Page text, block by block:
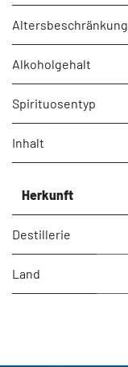
Altersbeschränkung
Alkoholgehalt
Spirituosentyp
Inhalt
Herkunft
Destillerie
Land